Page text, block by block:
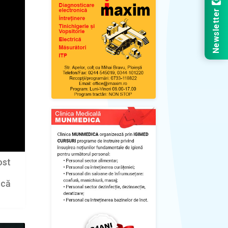
Newsletter